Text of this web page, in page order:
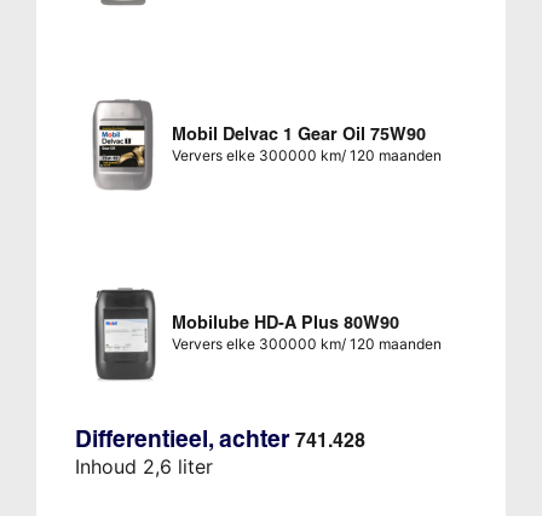
Mobil Delvac 1 Gear Oil 75W90
Ververs elke 300000 km/ 120 maanden
Mobilube HD-A Plus 80W90
Ververs elke 300000 km/ 120 maanden
Differentieel, achter 741.428
Inhoud 2,6 liter